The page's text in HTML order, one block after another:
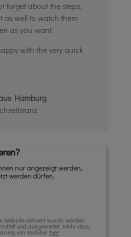
forget about the steps.
as well to watch them
as you want.
with the very quick
Hamburg
nur angezeigt werden,
werden dürfen.
Website aktiviert wurde, werden
und ausgewertet. Mehr dazu
von YouTube: hier